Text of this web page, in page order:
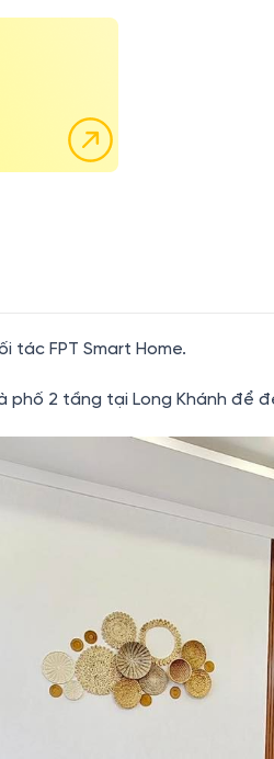
tác FPT Smart Home.
phố 2 tầng tại Long Khánh để